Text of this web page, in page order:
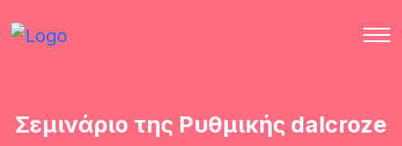
Σεμινάριο της Ρυθμικής dalcroze